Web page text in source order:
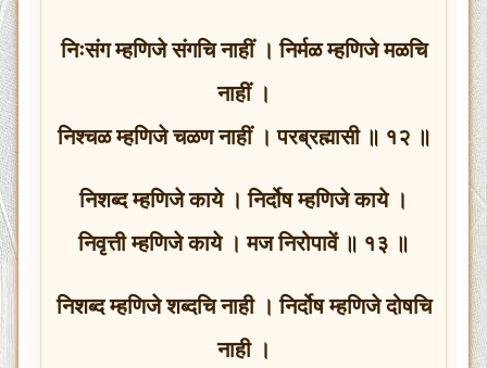
निःसंग म्हणिजे संगचि नाहीं । निर्मळ म्हणिजे मळचि
नाहीं ।
निश्चळ म्हणिजे चळण नाहीं । परब्रह्मासी ॥ १२ ॥
निशब्द म्हणिजे काये । निर्दोष म्हणिजे काये ।
निवृत्ती म्हणिजे काये । मज निरोपावें ॥ १३ ॥
निशब्द म्हणिजे शब्दचि नाही । निर्दोष म्हणिजे दोषचि
नाही ।